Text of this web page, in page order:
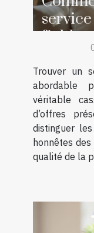
fiable
Trouver un
abordable
véritable
d’offres
distinguer
honnêtes
qualité de la